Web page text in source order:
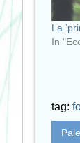
La
In
tag: